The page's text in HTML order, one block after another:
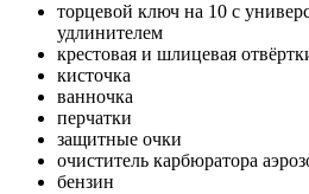
торцевой ключ на 10 с
удлинителем
крестовая и шлицевая
кисточка
ванночка
перчатки
защитные очки
очиститель карбюратора
бензин